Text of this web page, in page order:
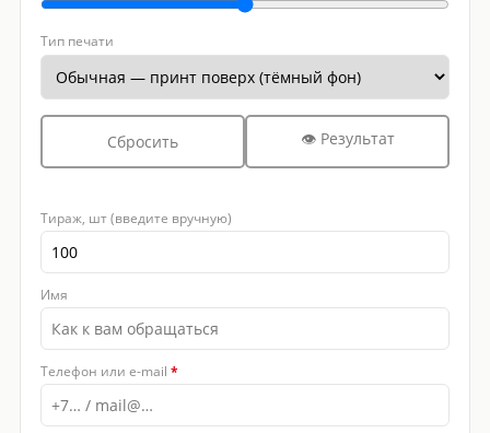
Тип печати
Сбросить 👁 Результат
Тираж, шт (введите вручную)
Имя
Телефон или e-mail *